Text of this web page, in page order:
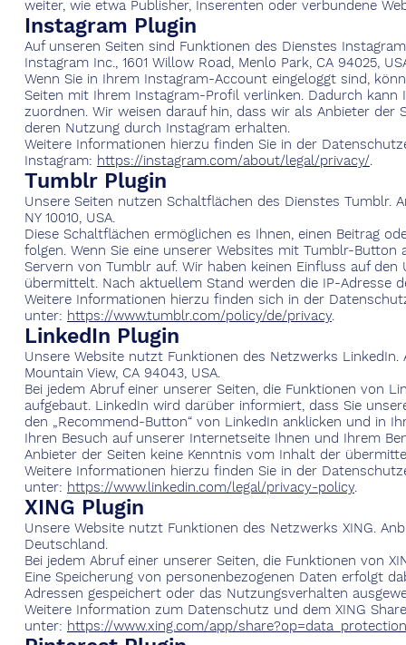
weiter, wie etwa Publisher, Inserenten oder verbundene
Instagram Plugin
Auf unseren Seiten sind Funktionen des Dienstes
Instagram Inc., 1601 Willow Road, Menlo Park, CA 94025,
Wenn Sie in Ihrem Instagram-Account eingeloggt sind,
Seiten mit Ihrem Instagram-Profil verlinken. Dadurch
zuordnen. Wir weisen darauf hin, dass wir als Anbieter
deren Nutzung durch Instagram erhalten.
Weitere Informationen hierzu finden Sie in der
Instagram: https://instagram.com/about/legal/privacy/.
Tumblr Plugin
Unsere Seiten nutzen Schaltflächen des Dienstes Tumblr.
NY 10010, USA.
Diese Schaltflächen ermöglichen es Ihnen, einen Beitrag
folgen. Wenn Sie eine unserer Websites mit Tumblr-
Servern von Tumblr auf. Wir haben keinen Einfluss auf
übermittelt. Nach aktuellem Stand werden die IP-Adresse
Weitere Informationen hierzu finden sich in der
unter: https://www.tumblr.com/policy/de/privacy.
LinkedIn Plugin
Unsere Website nutzt Funktionen des Netzwerks
Mountain View, CA 94043, USA.
Bei jedem Abruf einer unserer Seiten, die Funktionen von
aufgebaut. LinkedIn wird darüber informiert, dass Sie
den „Recommend-Button“ von LinkedIn anklicken und in
Ihren Besuch auf unserer Internetseite Ihnen und Ihrem
Anbieter der Seiten keine Kenntnis vom Inhalt der
Weitere Informationen hierzu finden Sie in der
unter: https://www.linkedin.com/legal/privacy-policy.
XING Plugin
Unsere Website nutzt Funktionen des Netzwerks XING.
Deutschland.
Bei jedem Abruf einer unserer Seiten, die Funktionen von
Eine Speicherung von personenbezogenen Daten erfolgt
Adressen gespeichert oder das Nutzungsverhalten
Weitere Information zum Datenschutz und dem XING
unter: https://www.xing.com/app/share?op=data_protection